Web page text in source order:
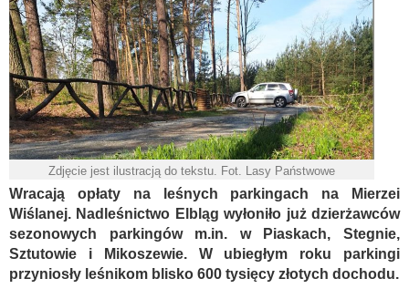
Zdjęcie jest ilustracją do tekstu. Fot. Lasy Państwowe
Wracają opłaty na leśnych parkingach na Mierzei
Wiślanej. Nadleśnictwo Elbląg wyłoniło już dzierżawców
sezonowych parkingów m.in. w Piaskach, Stegnie,
Sztutowie i Mikoszewie. W ubiegłym roku parkingi
przyniosły leśnikom blisko 600 tysięcy złotych dochodu.